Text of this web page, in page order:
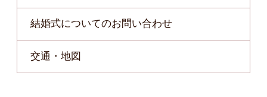
結婚式についてのお問い合わせ
交通・地図